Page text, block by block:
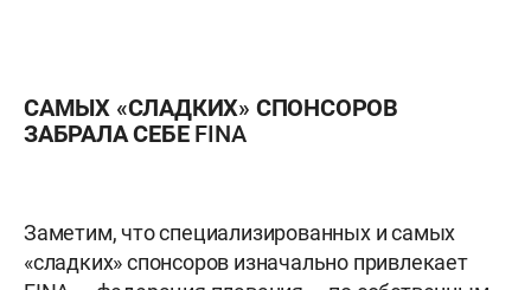
САМЫХ «СЛАДКИХ» СПОНСОРОВ
ЗАБРАЛА СЕБЕ FINA
Заметим, что специализированных и самых
«сладких» спонсоров изначально привлекает